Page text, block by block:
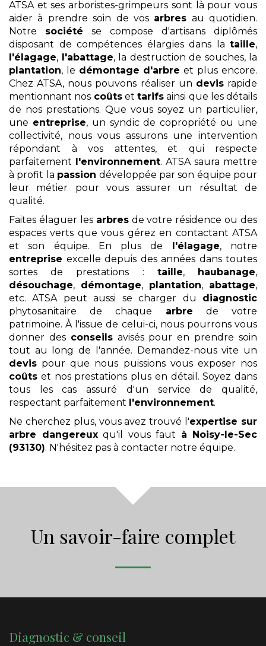
ATSA et ses arboristes-grimpeurs sont là pour vous
aider à prendre soin de vos arbres au quotidien.
Notre société se compose d'artisans diplômés
disposant de compétences élargies dans la taille,
l'élagage, l'abattage, la destruction de souches, la
plantation, le démontage d'arbre et plus encore.
Chez ATSA, nous pouvons réaliser un devisrapide
mentionnant nos coûtset tarifs ainsi que les détails
de nos prestations. Que vous soyez un particulier,
une entreprise, un syndic de copropriété ou une
collectivité, nous vous assurons une intervention
répondant à vos attentes, et qui respecte
parfaitement l'environnement. ATSA saura mettre
à profit la passion développée par son équipe pour
leur métier pour vous assurer un résultat de
qualité.
Faites élaguer les arbresde votre résidence ou des
espaces verts que vous gérez en contactant ATSA
et son équipe. En plus de l'élagage, notre
entreprise excelle depuis des années dans toutes
sortes de prestations : taille, haubanage,
désouchage, démontage, plantation, abattage,
etc. ATSA peut aussi se charger du diagnostic
phytosanitaire de chaque arbre de votre
patrimoine. À l'issue de celui-ci, nous pourrons vous
donner des conseilsavisés pour en prendre soin
tout au long de l'année. Demandez-nous vite un
devis pour que nous puissions vous exposer nos
coûts et nos prestations plus en détail. Soyez dans
tous les cas assuré d'un service de qualité,
respectant parfaitement l'environnement.
Ne cherchez plus, vous avez trouvé l'expertise sur
arbre dangereuxqu'il vous faut à Noisy-le-Sec
(93130). N'hésitez pas à contacter notre équipe.
Un savoir-faire complet
Diagnostic & conseil